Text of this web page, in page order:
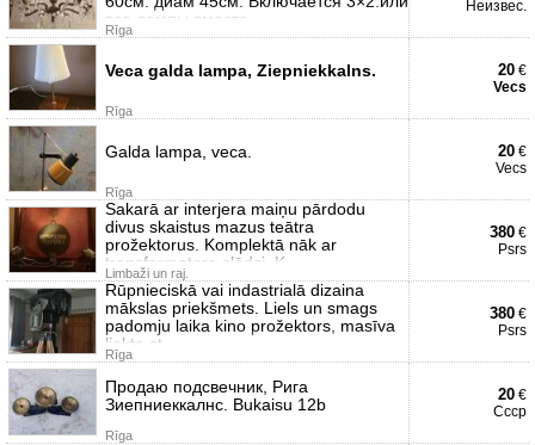
все лампы вместе.
Rīga
Неизвес.
Veca galda lampa, Ziepniekkalns.
Rīga
20 €
Vecs
Galda lampa, veca.
Rīga
20 €
Vecs
Sakarā ar interjera maiņu pārdodu
divus skaistus mazus teātra
prožektorus. Komplektā nāk ar
transformatora slēdzi. K
Limbaži un raj.
380 €
Psrs
Rūpnieciskā vai indastrialā dizaina
mākslas priekšmets. Liels un smags
padomju laika kino prožektors, masīva
liekta st
Rīga
380 €
Psrs
Продаю подсвечник, Рига
Зиепниеккалнс. Bukaisu 12b
Rīga
20 €
Ссср